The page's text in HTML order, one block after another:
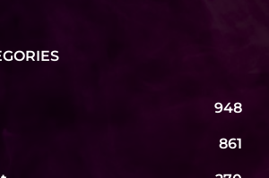
948
861